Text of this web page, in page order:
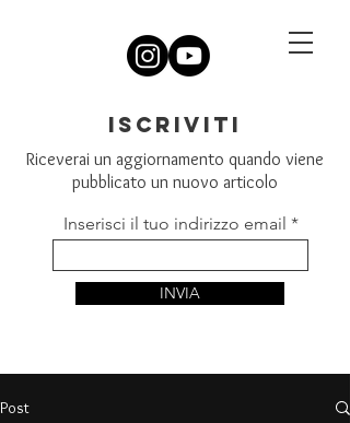
iscriviti
Riceverai un aggiornamento quando viene
pubblicato un nuovo articolo
Inserisci il tuo indirizzo email
INVIA
Post